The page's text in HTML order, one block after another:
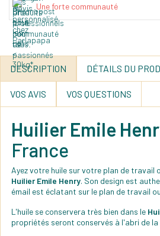
Une forte communauté
DESCRIPTION DÉTAILS DU
VOS AVIS VOS QUESTIONS
Huilier Emile
France
Ayez votre huile sur votre plan de travail
Huilier Emile Henry. Son design est
émail est éclatant sur le plan de travail
L'huile se conservera très bien dans le
propriétés seront conservés à l'abri de la